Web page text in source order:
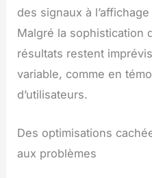
des signaux à
Malgré la sophistication
résultats restent
variable, comme en
d’utilisateurs.
Des optimisations
aux problèmes